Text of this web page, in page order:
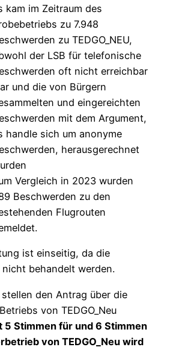
kam im Zeitraum des
zu 7.948
zu TEDGO_NEU,
der LSB für telefonische
oft nicht erreichbar
und die von Bürgern
und eingereichten
mit dem Argument,
handle sich um anonyme
herausgerechnet
Vergleich in 2023 wurden
Beschwerden zu den
Flugrouten
ist einseitig, da die
nicht behandelt werden.
den Antrag über die
von TEDGO_Neu
5 Stimmen für und 6 Stimmen
von TEDGO_Neu wird